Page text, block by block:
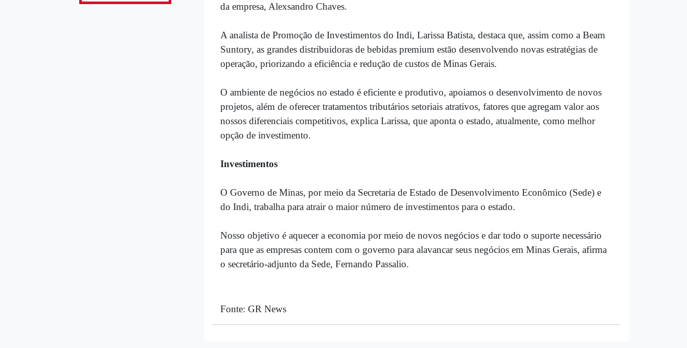
da empresa, Alexsandro Chaves.
A analista de Promoção de Investimentos do Indi, Larissa Batista, destaca que, assim como a Beam
Suntory, as grandes distribuidoras de bebidas premium estão desenvolvendo novas estratégias de
operação, priorizando a eficiência e redução de custos de Minas Gerais.
O ambiente de negócios no estado é eficiente e produtivo, apoiamos o desenvolvimento de novos
projetos, além de oferecer tratamentos tributários setoriais atrativos, fatores que agregam valor aos
nossos diferenciais competitivos, explica Larissa, que aponta o estado, atualmente, como melhor
opção de investimento.
Investimentos
O Governo de Minas, por meio da Secretaria de Estado de Desenvolvimento Econômico (Sede) e
do Indi, trabalha para atrair o maior número de investimentos para o estado.
Nosso objetivo é aquecer a economia por meio de novos negócios e dar todo o suporte necessário
para que as empresas contem com o governo para alavancar seus negócios em Minas Gerais, afirma
o secretário-adjunto da Sede, Fernando Passalio.
Fonte: GR News